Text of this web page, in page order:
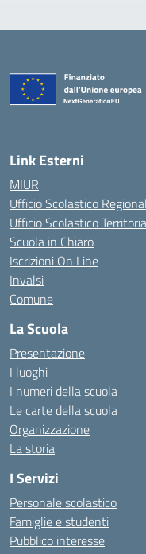
Link Esterni
MIUR
Ufficio Scolastico
Ufficio Scolastico
Scuola in Chiaro
Iscrizioni On Line
Invalsi
Comune
La Scuola
Presentazione
I luoghi
I numeri della scuola
Le carte della scuola
Organizzazione
La storia
I Servizi
Personale scolastico
Famiglie e studenti
Pubblico interesse